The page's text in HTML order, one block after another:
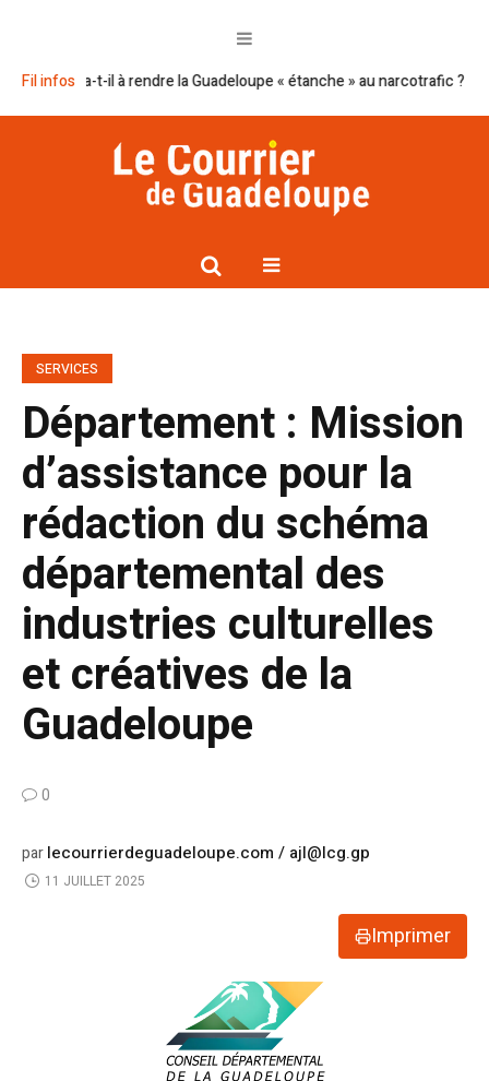
Fil infos
t-il à rendre la Guadeloupe « étanche » au narcotrafic ? Cap
SERVICES
Département : Mission
d’assistance pour la
rédaction du schéma
départemental des
industries culturelles
et créatives de la
Guadeloupe
0
parlecourrierdeguadeloupe.com / ajl@lcg.gp
11 JUILLET 2025
Imprimer